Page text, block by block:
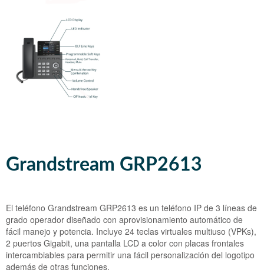
Grandstream IP GRP 2616
Grandstream IP GRP 2615
Grandstream IP GRP 2614
Grandstream IP GRP 2613
Grandstream IP GRP 2603
Grandstream IP GXP 2140
Grandstream IP GXP 2160
Grandstream IP GXP 2170
Polycom SS IP 6000
Polycom SS IP 7000
Auricular Addcom ADD-880
Grandstream GRP2613
El teléfono Grandstream GRP2613 es un teléfono IP de 3 líneas de
grado operador diseñado con aprovisionamiento automático de
fácil manejo y potencia. Incluye 24 teclas virtuales multiuso (VPKs),
2 puertos Gigabit, una pantalla LCD a color con placas frontales
intercambiables para permitir una fácil personalización del logotipo
además de otras funciones.